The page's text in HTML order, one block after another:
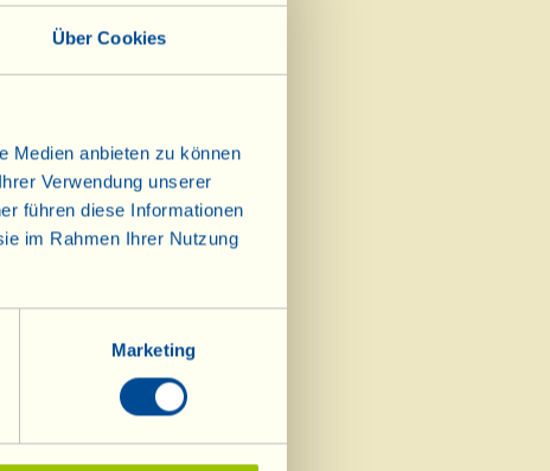
Über Cookies
Medien anbieten zu können
Verwendung unserer
führen diese Informationen
im Rahmen Ihrer Nutzung
Marketing